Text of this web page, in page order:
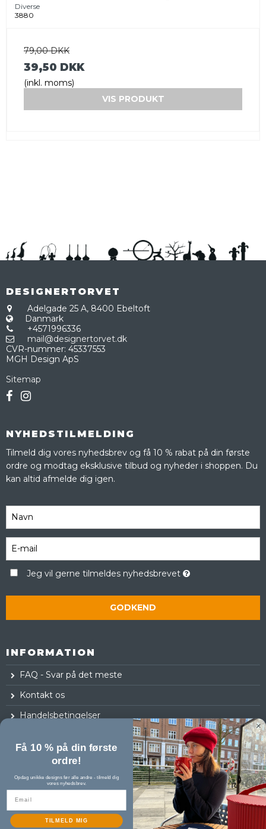
Diverse
3880
79,00 DKK
39,50 DKK
(inkl. moms)
VIS PRODUKT
DESIGNERTORVET
Adelgade 25 A, 8400 Ebeltoft
Danmark
+4571996336
mail@designertorvet.dk
CVR-nummer: 45337553
MGH Design ApS
Sitemap
NYHEDSTILMELDING
Tilmeld dig vores nyhedsbrev og få 10 % rabat på din første
ordre og modtag eksklusive tilbud og nyheder i shoppen. Du
kan altid afmelde dig igen.
Jeg vil gerne tilmeldes nyhedsbrevet
GODKEND
INFORMATION
FAQ - Svar på det meste
Kontakt os
Handelsbetingelser
Log ind
Få 10 % på din første
ordre!
Opdag unikke designs før alle andre - tilmeld dig
vores nyhedsbrev.
TILMELD MIG